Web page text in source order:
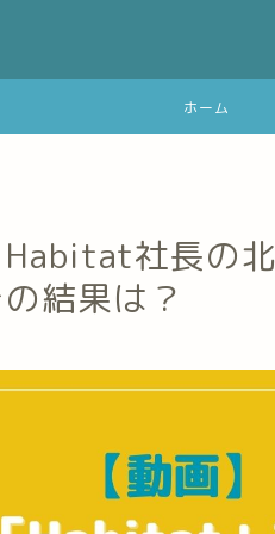
ホーム
Habitat社長の
結果は？